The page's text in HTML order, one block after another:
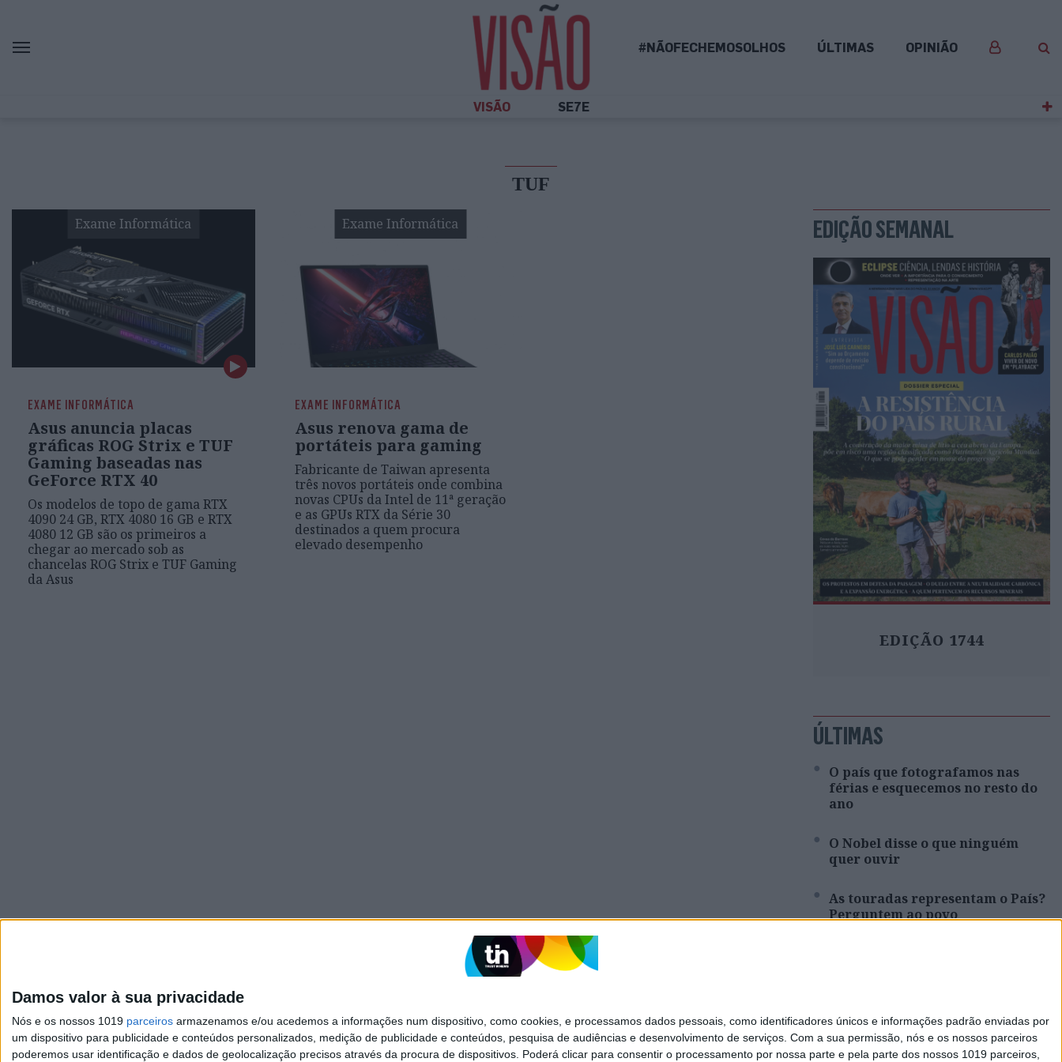
Damos valor à sua privacidade
Nós e os nossos 1019 parceiros armazenamos e/ou acedemos a informações num dispositivo, como cookies, e processamos dados pessoais, como identificadores únicos e informações padrão enviadas por
um dispositivo para publicidade e conteúdos personalizados, medição de publicidade e conteúdos, pesquisa de audiências e desenvolvimento de serviços. Com a sua permissão, nós e os nossos parceiros
poderemos usar identificação e dados de geolocalização precisos através da procura de dispositivos. Poderá clicar para consentir o processamento por nossa parte e pela parte dos nossos 1019 parceiros,
#NÃOFECHEMOSOLHOS ÚLTIMAS OPINIÃO
VISÃO SE7E
TUF
Exame Informática
EXAME INFORMÁTICA
Asus anuncia placas
gráficas ROG Strix e TUF
Gaming baseadas nas
GeForce RTX 40
Os modelos de topo de gama RTX
4090 24 GB, RTX 4080 16 GB e RTX
4080 12 GB são os primeiros a
chegar ao mercado sob as
chancelas ROG Strix e TUF Gaming
da Asus
Exame Informática
EXAME INFORMÁTICA
Asus renova gama de
portáteis para gaming
Fabricante de Taiwan apresenta
três novos portáteis onde combina
novas CPUs da Intel de 11ª geração
e as GPUs RTX da Série 30
destinados a quem procura
elevado desempenho
EDIÇÃO SEMANAL
EDIÇÃO 1744
ÚLTIMAS
O país que fotografamos nas
férias e esquecemos no resto do
ano
O Nobel disse o que ninguém
quer ouvir
As touradas representam o País?
Perguntem ao povo
a expansão energética